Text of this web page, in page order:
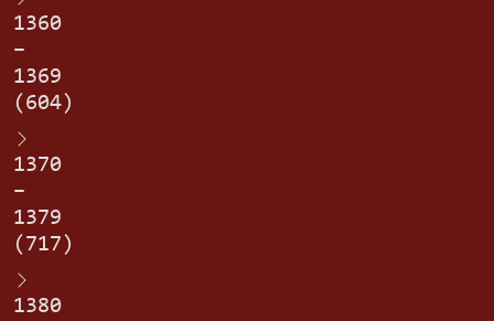
1360
–
1369
(604)
1370
–
1379
(717)
1380